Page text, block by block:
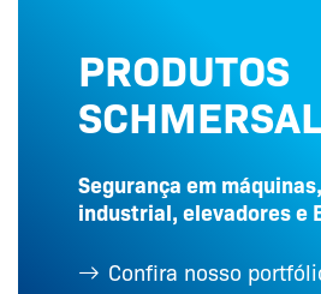
PRODUTOS
Segurança em
industrial, elevadores e
Confira nosso